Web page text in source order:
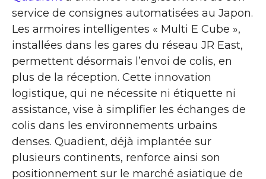
service de consignes automatisées au Japon.
Les armoires intelligentes « Multi E Cube »,
installées dans les gares du réseau JR East,
permettent désormais l’envoi de colis, en
plus de la réception. Cette innovation
logistique, qui ne nécessite ni étiquette ni
assistance, vise à simplifier les échanges de
colis dans les environnements urbains
denses. Quadient, déjà implantée sur
plusieurs continents, renforce ainsi son
positionnement sur le marché asiatique de